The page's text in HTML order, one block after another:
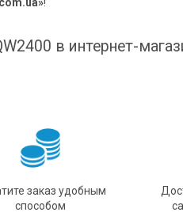
в интернет-
заказ удобным
способом